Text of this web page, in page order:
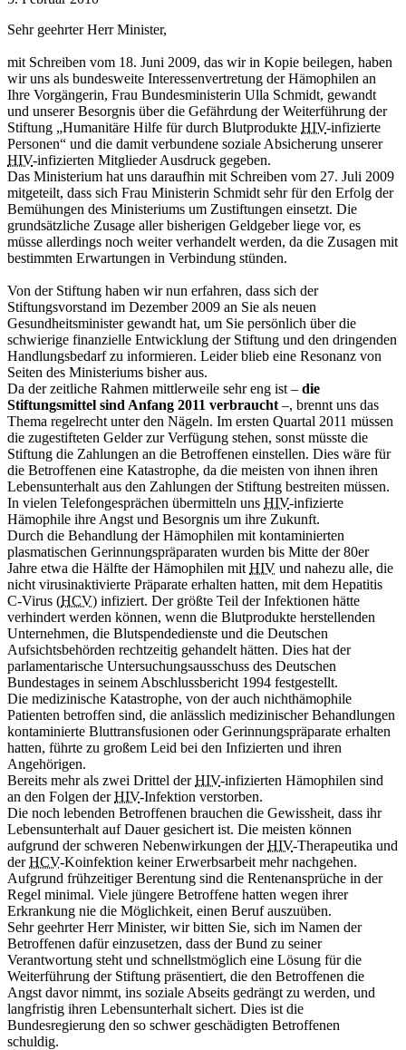
Sehr geehrter Herr Minister,
mit Schreiben vom 18. Juni 2009, das wir in Kopie beilegen, haben
wir uns als bundesweite Interessenvertretung der Hämophilen an
Ihre Vorgängerin, Frau Bundesministerin Ulla Schmidt, gewandt
und unserer Besorgnis über die Gefährdung der Weiterführung der
Stiftung „Humanitäre Hilfe für durch Blutprodukte HIV-infizierte
Personen“ und die damit verbundene soziale Absicherung unserer
HIV-infizierten Mitglieder Ausdruck gegeben.
Das Ministerium hat uns daraufhin mit Schreiben vom 27. Juli 2009
mitgeteilt, dass sich Frau Ministerin Schmidt sehr für den Erfolg der
Bemühungen des Ministeriums um Zustiftungen einsetzt. Die
grundsätzliche Zusage aller bisherigen Geldgeber liege vor, es
müsse allerdings noch weiter verhandelt werden, da die Zusagen mit
bestimmten Erwartungen in Verbindung stünden.
Von der Stiftung haben wir nun erfahren, dass sich der
Stiftungsvorstand im Dezember 2009 an Sie als neuen
Gesundheitsminister gewandt hat, um Sie persönlich über die
schwierige finanzielle Entwicklung der Stiftung und den dringenden
Handlungsbedarf zu informieren. Leider blieb eine Resonanz von
Seiten des Ministeriums bisher aus.
Da der zeitliche Rahmen mittlerweile sehr eng ist – die
Stiftungsmittel sind Anfang 2011 verbraucht –, brennt uns das
Thema regelrecht unter den Nägeln. Im ersten Quartal 2011 müssen
die zugestifteten Gelder zur Verfügung stehen, sonst müsste die
Stiftung die Zahlungen an die Betroffenen einstellen. Dies wäre für
die Betroffenen eine Katastrophe, da die meisten von ihnen ihren
Lebensunterhalt aus den Zahlungen der Stiftung bestreiten müssen.
In vielen Telefongesprächen übermitteln uns HIV-infizierte
Hämophile ihre Angst und Besorgnis um ihre Zukunft.
Durch die Behandlung der Hämophilen mit kontaminierten
plasmatischen Gerinnungspräparaten wurden bis Mitte der 80er
Jahre etwa die Hälfte der Hämophilen mit HIV und nahezu alle, die
nicht virusinaktivierte Präparate erhalten hatten, mit dem Hepatitis
C-Virus (HCV) infiziert. Der größte Teil der Infektionen hätte
verhindert werden können, wenn die Blutprodukte herstellenden
Unternehmen, die Blutspendedienste und die Deutschen
Aufsichtsbehörden rechtzeitig gehandelt hätten. Dies hat der
parlamentarische Untersuchungsausschuss des Deutschen
Bundestages in seinem Abschlussbericht 1994 festgestellt.
Die medizinische Katastrophe, von der auch nichthämophile
Patienten betroffen sind, die anlässlich medizinischer Behandlungen
kontaminierte Bluttransfusionen oder Gerinnungspräparate erhalten
hatten, führte zu großem Leid bei den Infizierten und ihren
Angehörigen.
Bereits mehr als zwei Drittel derHIV-infizierten Hämophilen sind
an den Folgen derHIV-Infektion verstorben.
Die noch lebenden Betroffenen brauchen die Gewissheit, dass ihr
Lebensunterhalt auf Dauer gesichert ist. Die meisten können
aufgrund der schweren Nebenwirkungen derHIV-Therapeutika und
derHCV-Koinfektion keiner Erwerbsarbeit mehr nachgehen.
Aufgrund frühzeitiger Berentung sind die Rentenansprüche in der
Regel minimal. Viele jüngere Betroffene hatten wegen ihrer
Erkrankung nie die Möglichkeit, einen Beruf auszuüben.
Sehr geehrter Herr Minister, wir bitten Sie, sich im Namen der
Betroffenen dafür einzusetzen, dass der Bund zu seiner
Verantwortung steht und schnellstmöglich eine Lösung für die
Weiterführung der Stiftung präsentiert, die den Betroffenen die
Angst davor nimmt, ins soziale Abseits gedrängt zu werden, und
langfristig ihren Lebensunterhalt sichert. Dies ist die
Bundesregierung den so schwer geschädigten Betroffenen
schuldig.